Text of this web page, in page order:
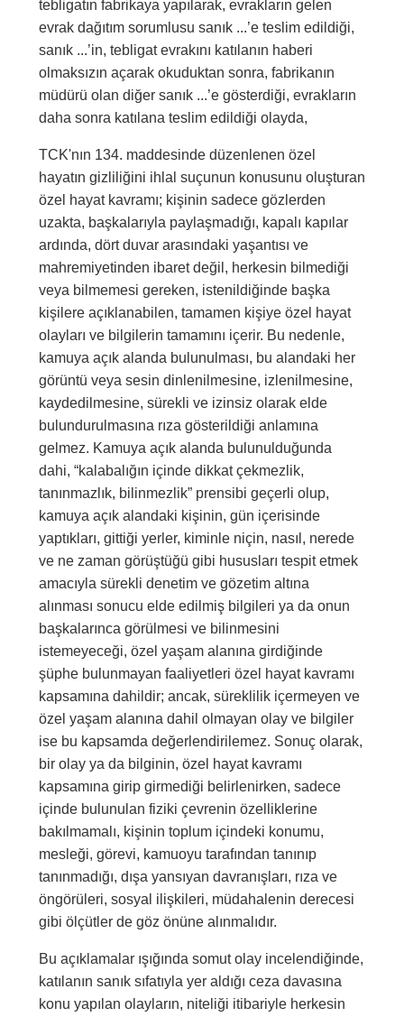
tebligatın fabrikaya yapılarak, evrakların gelen
evrak dağıtım sorumlusu sanık ...’e teslim edildiği,
sanık ...’in, tebligat evrakını katılanın haberi
olmaksızın açarak okuduktan sonra, fabrikanın
müdürü olan diğer sanık ...’e gösterdiği, evrakların
daha sonra katılana teslim edildiği olayda,
TCK'nın 134. maddesinde düzenlenen özel
hayatın gizliliğini ihlal suçunun konusunu oluşturan
özel hayat kavramı; kişinin sadece gözlerden
uzakta, başkalarıyla paylaşmadığı, kapalı kapılar
ardında, dört duvar arasındaki yaşantısı ve
mahremiyetinden ibaret değil, herkesin bilmediği
veya bilmemesi gereken, istenildiğinde başka
kişilere açıklanabilen, tamamen kişiye özel hayat
olayları ve bilgilerin tamamını içerir. Bu nedenle,
kamuya açık alanda bulunulması, bu alandaki her
görüntü veya sesin dinlenilmesine, izlenilmesine,
kaydedilmesine, sürekli ve izinsiz olarak elde
bulundurulmasına rıza gösterildiği anlamına
gelmez. Kamuya açık alanda bulunulduğunda
dahi, “kalabalığın içinde dikkat çekmezlik,
tanınmazlık, bilinmezlik” prensibi geçerli olup,
kamuya açık alandaki kişinin, gün içerisinde
yaptıkları, gittiği yerler, kiminle niçin, nasıl, nerede
ve ne zaman görüştüğü gibi hususları tespit etmek
amacıyla sürekli denetim ve gözetim altına
alınması sonucu elde edilmiş bilgileri ya da onun
başkalarınca görülmesi ve bilinmesini
istemeyeceği, özel yaşam alanına girdiğinde
şüphe bulunmayan faaliyetleri özel hayat kavramı
kapsamına dahildir; ancak, süreklilik içermeyen ve
özel yaşam alanına dahil olmayan olay ve bilgiler
ise bu kapsamda değerlendirilemez. Sonuç olarak,
bir olay ya da bilginin, özel hayat kavramı
kapsamına girip girmediği belirlenirken, sadece
içinde bulunulan fiziki çevrenin özelliklerine
bakılmamalı, kişinin toplum içindeki konumu,
mesleği, görevi, kamuoyu tarafından tanınıp
tanınmadığı, dışa yansıyan davranışları, rıza ve
öngörüleri, sosyal ilişkileri, müdahalenin derecesi
gibi ölçütler de göz önüne alınmalıdır.
Bu açıklamalar ışığında somut olay incelendiğinde,
katılanın sanık sıfatıyla yer aldığı ceza davasına
konu yapılan olayların, niteliği itibariyle herkesin